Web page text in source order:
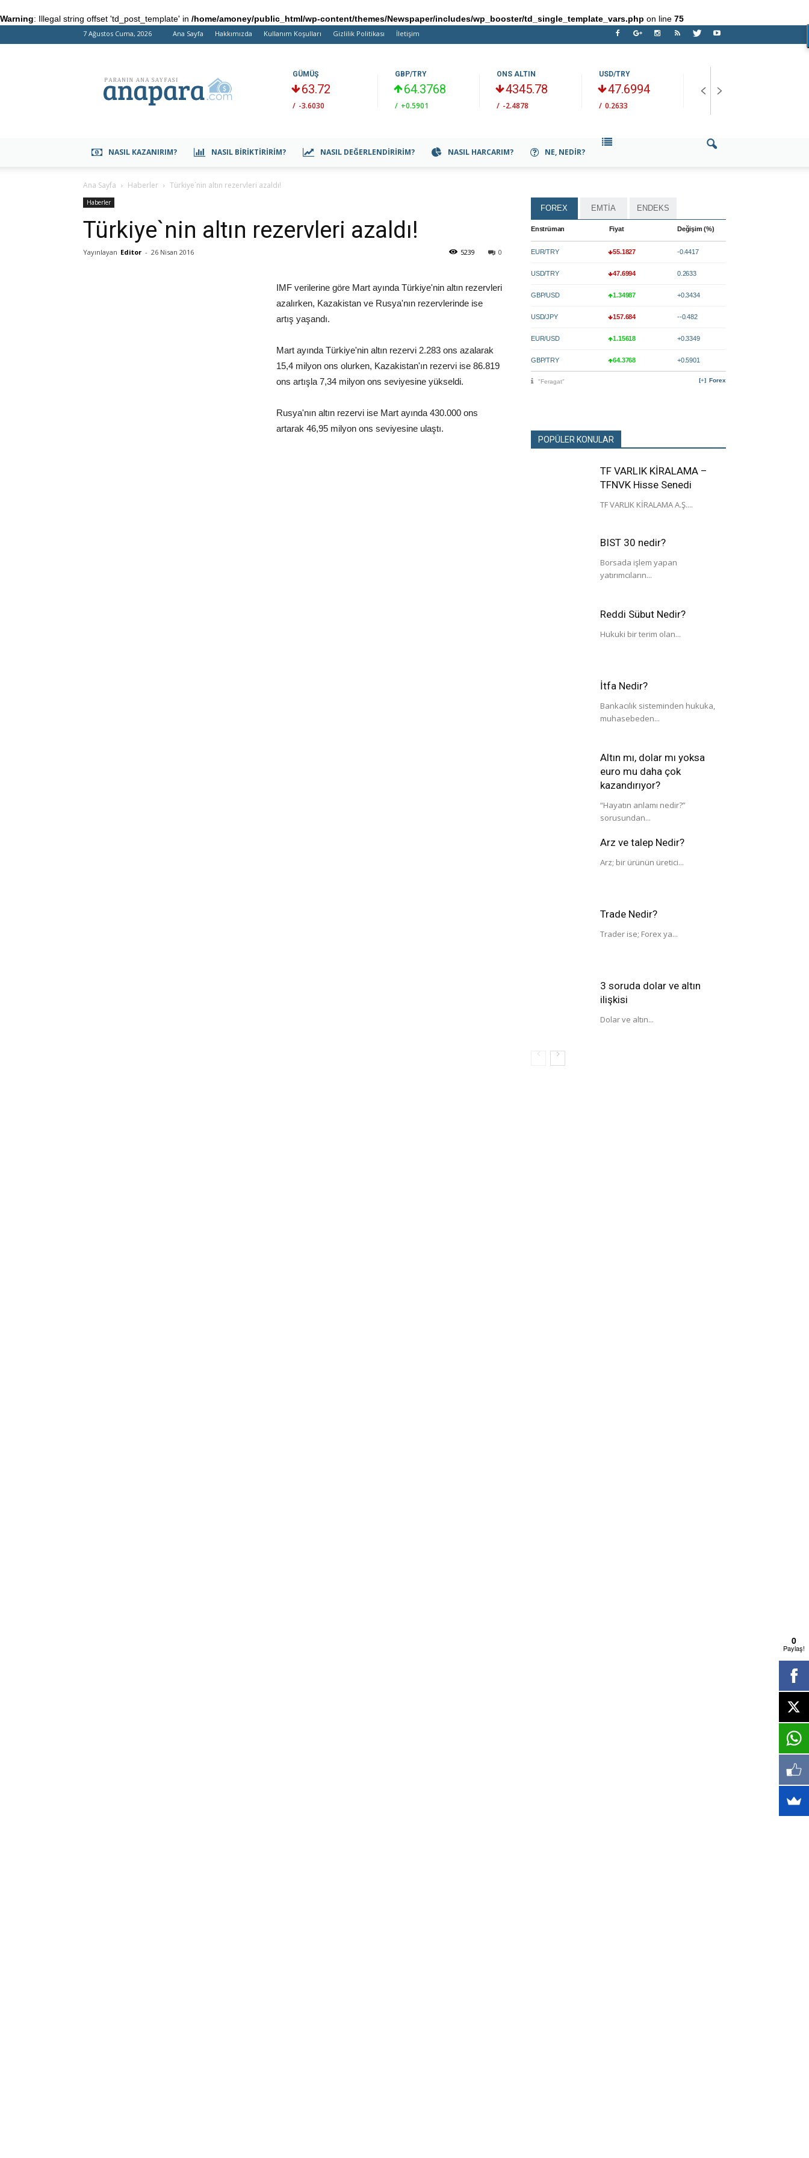
Warning: Illegal string offset 'td_post_template' in /home/amoney/public_html/wp-content/themes/Newspaper/includes/wp_booster/td_single_template_vars.php on line 75
7 Ağustos Cuma, 2026 Ana Sayfa Hakkımızda Kullanım Koşulları Gizlilik Politikası İletişim
GÜMÜŞ
63.72
/ -3.6030
GBP/TRY
64.3768
/ +0.5901
ONS ALTIN
4345.78
/ -2.4878
USD/TRY
47.6994
/ 0.2633
1.15618
NASIL KAZANIRIM? NASIL BIRIKTIRIRIM? NASIL DEĞERLENDIRIRIM? NASIL HARCARIM? NE, NEDIR?
Ana Sayfa Haberler Türkiye`nin altın rezervleri azaldı!
Haberler
Türkiye`nin altın rezervleri azaldı!
Yayınlayan Editor - 26 Nisan 2016 0
5239
IMF verilerine göre Mart ayında Türkiye'nin altın rezervleri
azalırken, Kazakistan ve Rusya'nın rezervlerinde ise
artış yaşandı.
Mart ayında Türkiye'nin altın rezervi 2.283 ons azalarak
15,4 milyon ons olurken, Kazakistan'ın rezervi ise 86.819
ons artışla 7,34 milyon ons seviyesine yükseldi.
Rusya'nın altın rezervi ise Mart ayında 430.000 ons
artarak 46,95 milyon ons seviyesine ulaştı.
FOREX EMTİA ENDEKS
Enstrüman Fiyat Değişim (%)
EUR/TRY 55.1827 -0.4417
USD/TRY 47.6994 0.2633
GBP/USD 1.34987 +0.3434
USD/JPY 157.684 --0.482
EUR/USD 1.15618 +0.3349
GBP/TRY 64.3768 +0.5901
Forex
"Feragat"
POPÜLER KONULAR
TF VARLIK KİRALAMA –
TFNVK Hisse Senedi
TF VARLIK KİRALAMA A.Ş....
BIST 30 nedir?
Borsada işlem yapan
yatırımcıların...
Reddi Sübut Nedir?
Hukuki bir terim olan...
İtfa Nedir?
Bankacılık sisteminden hukuka,
muhasebeden...
Altın mı, dolar mı yoksa
euro mu daha çok
kazandırıyor?
“Hayatın anlamı nedir?”
sorusundan...
Arz ve talep Nedir?
Arz; bir ürünün üretici...
Trade Nedir?
Trader ise; Forex ya...
3 soruda dolar ve altın
ilişkisi
Dolar ve altın...
0
Paylaş!